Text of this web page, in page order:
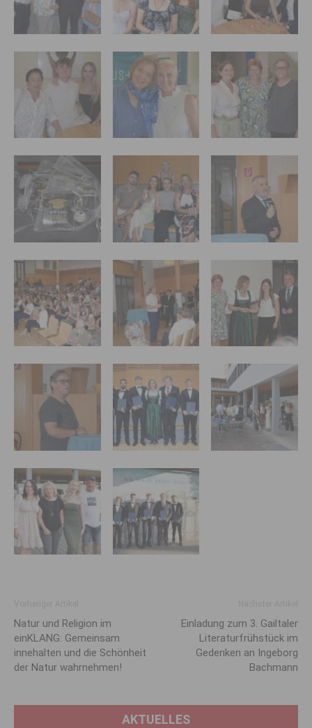
Natur und Religion im
einKLANG: Gemeinsam
innehalten und die Schönheit
der Natur wahrnehmen!
Einladung zum 3. Gailtaler
Literaturfrühstück im
Gedenken an Ingeborg
Bachmann
AKTUELLES